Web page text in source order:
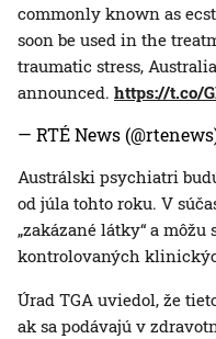
commonly known as
soon be used in the
traumatic stress,
announced. https://t.co/
— RTÉ News
Austrálski psychiatri
od júla tohto roku. V
„zakázané látky“ a
kontrolovaných
Úrad TGA uviedol, že
ak sa podávajú v